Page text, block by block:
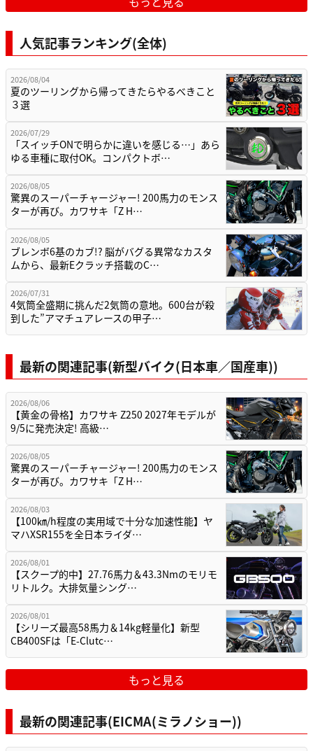
人気記事ランキング(全体)
2026/08/04
夏のツーリングから帰ってきたらやるべきこと
３選
2026/07/29
「スイッチONで明らかに違いを感じる…」あら
ゆる車種に取付OK。コンパクトボ…
2026/08/05
驚異のスーパーチャージャー! 200馬力のモンス
ターが再び。カワサキ「Z H…
2026/08/05
ブレンボ6基のカブ!? 脳がバグる異常なカスタ
ムから、最新Eクラッチ搭載のC…
2026/07/31
4気筒全盛期に挑んだ2気筒の意地。600台が殺
到した”アマチュアレースの甲子…
最新の関連記事(新型バイク(日本車／国産車))
2026/08/06
【黄金の骨格】カワサキ Z250 2027年モデルが
9/5に発売決定! 高級…
2026/08/05
驚異のスーパーチャージャー! 200馬力のモンス
ターが再び。カワサキ「Z H…
2026/08/03
【100㎞/h程度の実用域で十分な加速性能】ヤ
マハXSR155を全日本ライダ…
2026/08/01
【スクープ的中】27.76馬力＆43.3Nmのモリモ
リトルク。大排気量シング…
2026/08/01
【シリーズ最高58馬力＆14kg軽量化】新型
CB400SFは「E-Clutc…
もっと見る
最新の関連記事(EICMA(ミラノショー))